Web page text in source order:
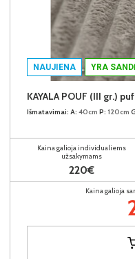
NAUJIENA YRA
KAYALA POUF (III gr.)
Išmatavimai: A: 40cm P: 120cm
Kaina galioja individualiems
užsakymams
220€
Kaina galioja